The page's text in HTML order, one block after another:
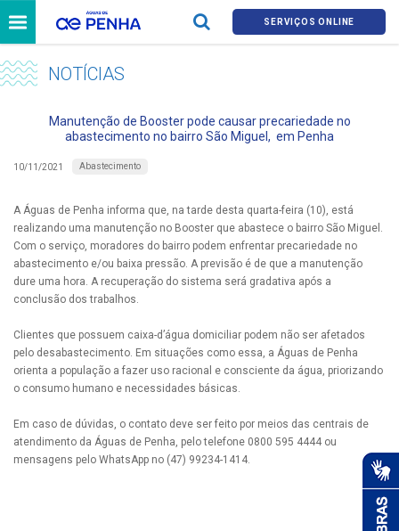
SERVIÇOS ONLINE
NOTÍCIAS
Manutenção de Booster pode causar precariedade no
abastecimento no bairro São Miguel, em Penha
10/11/2021 Abastecimento
A Águas de Penha informa que, na tarde desta quarta-feira (10), está
realizando uma manutenção no Booster que abastece o bairro São Miguel.
Com o serviço, moradores do bairro podem enfrentar precariedade no
abastecimento e/ou baixa pressão. A previsão é de que a manutenção
dure uma hora. A recuperação do sistema será gradativa após a
conclusão dos trabalhos.
Clientes que possuem caixa-d’água domiciliar podem não ser afetados
pelo desabastecimento. Em situações como essa, a Águas de Penha
orienta a população a fazer uso racional e consciente da água, priorizando
o consumo humano e necessidades básicas.
Em caso de dúvidas, o contato deve ser feito por meios das centrais de
atendimento da Águas de Penha, pelo telefone 0800 595 4444 ou
mensagens pelo WhatsApp no (47) 99234-1414.